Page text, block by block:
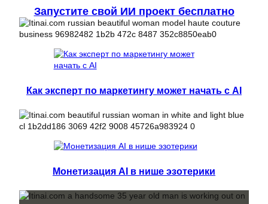
Запустите свой ИИ проект бесплатно
Как эксперт по маркетингу может начать с AI
Монетизация AI в нише эзотерики